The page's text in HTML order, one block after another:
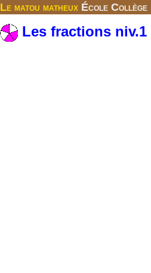
Le matou matheux École Collège
Les fractions niv.1